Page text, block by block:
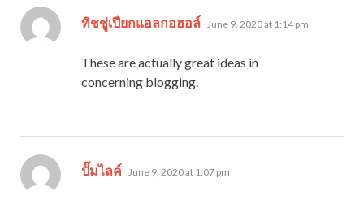
ทิชชู่เปียกแอลกอฮอล์ says:
June 9, 2020 at 1:14 pm
These are actually great ideas in
concerning blogging.
ปั๊มไลค์ says:
June 9, 2020 at 1:07 pm